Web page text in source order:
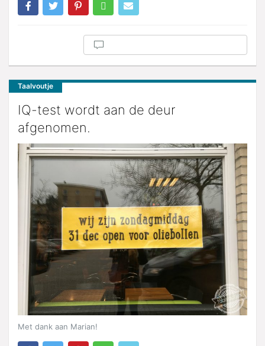
Taalvoutje
IQ-test wordt aan de deur
afgenomen.
Met dank aan Marian!